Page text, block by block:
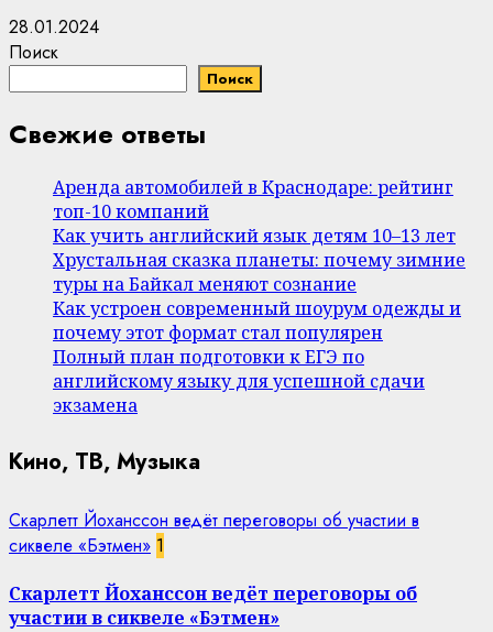
28.01.2024
Поиск
Поиск
Свежие ответы
Аренда автомобилей в Краснодаре: рейтинг
топ-10 компаний
Как учить английский язык детям 10–13 лет
Хрустальная сказка планеты: почему зимние
туры на Байкал меняют сознание
Как устроен современный шоурум одежды и
почему этот формат стал популярен
Полный план подготовки к ЕГЭ по
английскому языку для успешной сдачи
экзамена
Кино, ТВ, Музыка
Скарлетт Йоханссон ведёт переговоры об участии в
сиквеле «Бэтмен» 1
Скарлетт Йоханссон ведёт переговоры об
участии в сиквеле «Бэтмен»